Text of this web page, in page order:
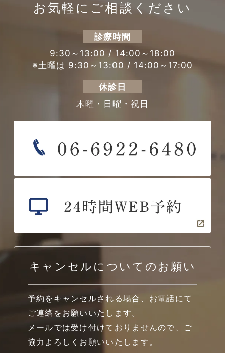
お気軽にご相談ください
診療時間
9:30～13:00 / 14:00～18:00
※土曜は 9:30～13:00 / 14:00～17:00
休診日
木曜・日曜・祝日
キャンセルについてのお願い
予約をキャンセルされる場合、お電話にて
ご連絡をお願いいたします。
メールでは受け付けておりませんので、ご
協力よろしくお願いいたします。